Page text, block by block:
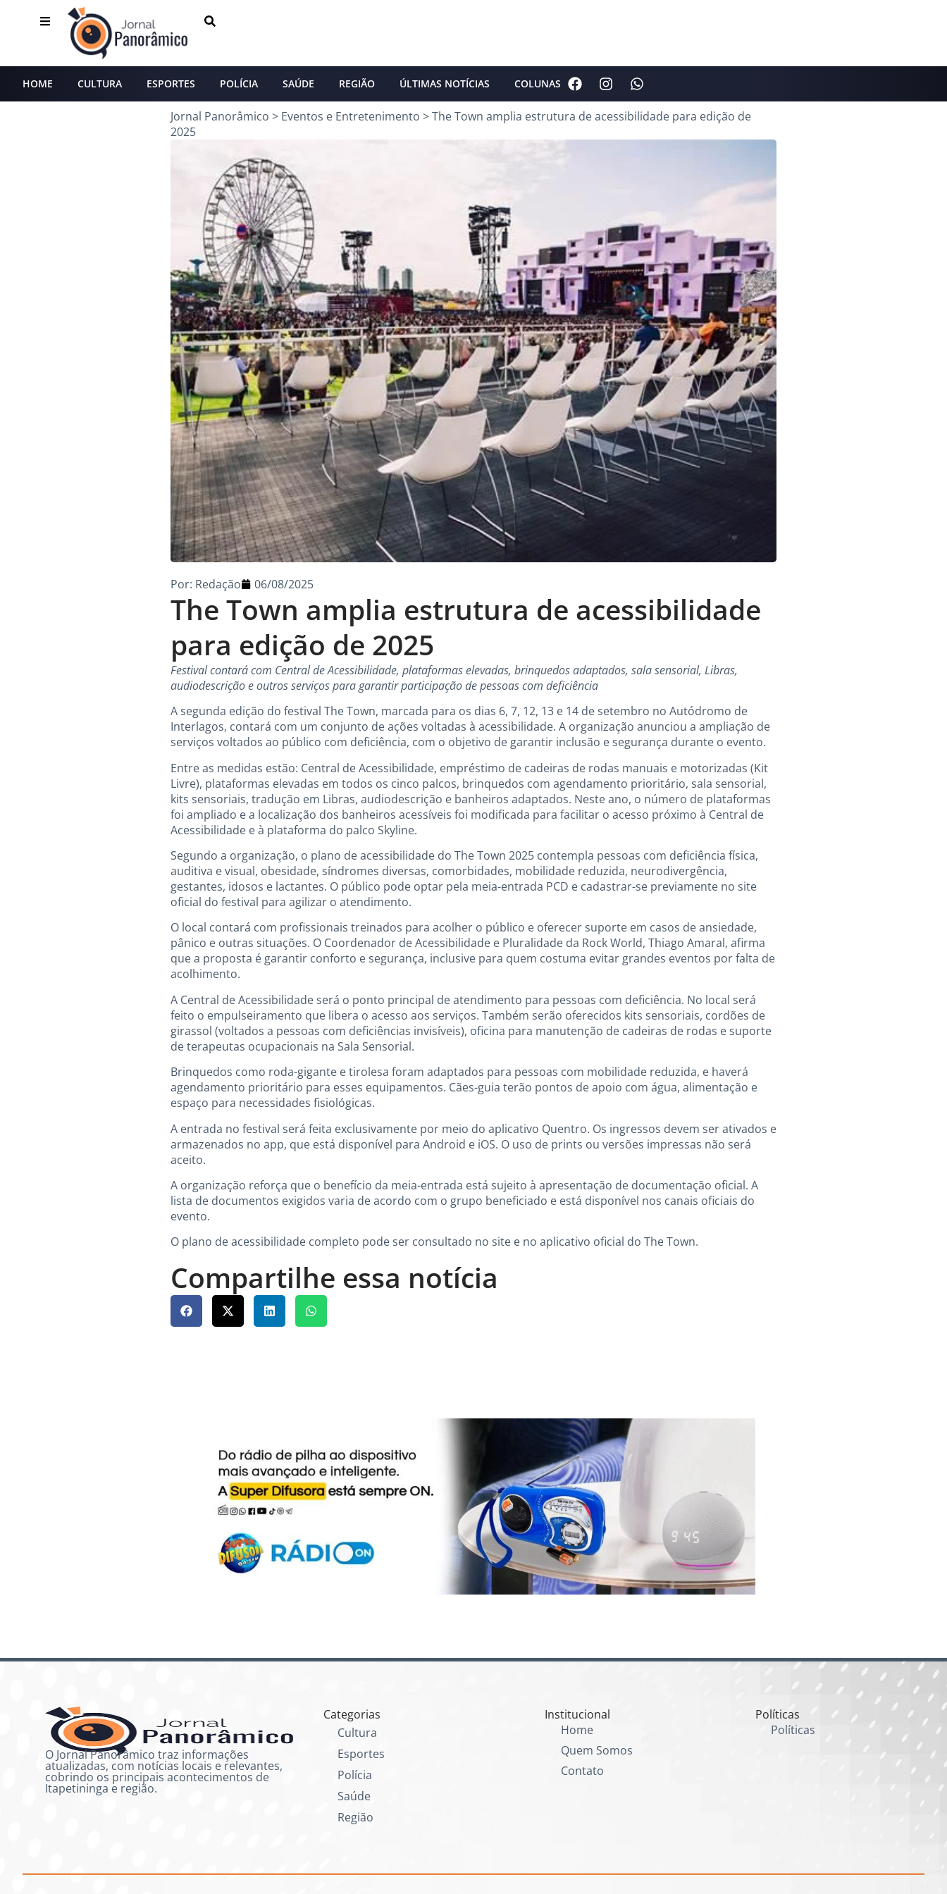
HOME CULTURA ESPORTES POLÍCIA SAÚDE REGIÃO ÚLTIMAS NOTÍCIAS COLUNAS
Jornal Panorâmico > Eventos e Entretenimento >The Town amplia estrutura de acessibilidade para edição de
2025
The Town amplia estrutura de acessibilidade
para edição de 2025
Por: Redação 06/08/2025
Festival contará com Central de Acessibilidade, plataformas elevadas, brinquedos adaptados, sala sensorial, Libras,
audiodescrição e outros serviços para garantir participação de pessoas com deficiência
A segunda edição do festival The Town, marcada para os dias 6, 7, 12, 13 e 14 de setembro no Autódromo de
Interlagos, contará com um conjunto de ações voltadas à acessibilidade. A organização anunciou a ampliação de
serviços voltados ao público com deficiência, com o objetivo de garantir inclusão e segurança durante o evento.
Entre as medidas estão: Central de Acessibilidade, empréstimo de cadeiras de rodas manuais e motorizadas (Kit
Livre), plataformas elevadas em todos os cinco palcos, brinquedos com agendamento prioritário, sala sensorial,
kits sensoriais, tradução em Libras, audiodescrição e banheiros adaptados. Neste ano, o número de plataformas
foi ampliado e a localização dos banheiros acessíveis foi modificada para facilitar o acesso próximo à Central de
Acessibilidade e à plataforma do palco Skyline.
Segundo a organização, o plano de acessibilidade do The Town 2025 contempla pessoas com deficiência física,
auditiva e visual, obesidade, síndromes diversas, comorbidades, mobilidade reduzida, neurodivergência,
gestantes, idosos e lactantes. O público pode optar pela meia-entrada PCD e cadastrar-se previamente no site
oficial do festival para agilizar o atendimento.
O local contará com profissionais treinados para acolher o público e oferecer suporte em casos de ansiedade,
pânico e outras situações. O Coordenador de Acessibilidade e Pluralidade da Rock World, Thiago Amaral, afirma
que a proposta é garantir conforto e segurança, inclusive para quem costuma evitar grandes eventos por falta de
acolhimento.
A Central de Acessibilidade será o ponto principal de atendimento para pessoas com deficiência. No local será
feito o empulseiramento que libera o acesso aos serviços. Também serão oferecidos kits sensoriais, cordões de
girassol (voltados a pessoas com deficiências invisíveis), oficina para manutenção de cadeiras de rodas e suporte
de terapeutas ocupacionais na Sala Sensorial.
Brinquedos como roda-gigante e tirolesa foram adaptados para pessoas com mobilidade reduzida, e haverá
agendamento prioritário para esses equipamentos. Cães-guia terão pontos de apoio com água, alimentação e
espaço para necessidades fisiológicas.
A entrada no festival será feita exclusivamente por meio do aplicativo Quentro. Os ingressos devem ser ativados e
armazenados no app, que está disponível para Android e iOS. O uso de prints ou versões impressas não será
aceito.
A organização reforça que o benefício da meia-entrada está sujeito à apresentação de documentação oficial. A
lista de documentos exigidos varia de acordo com o grupo beneficiado e está disponível nos canais oficiais do
evento.
O plano de acessibilidade completo pode ser consultado no site e no aplicativo oficial do The Town.
Compartilhe essa notícia
O Jornal Panorâmico traz informações
atualizadas, com notícias locais e relevantes,
cobrindo os principais acontecimentos de
Itapetininga e região.
Categorias
Cultura
Esportes
Polícia
Saúde
Região
Institucional
Home
Quem Somos
Contato
Políticas
Políticas